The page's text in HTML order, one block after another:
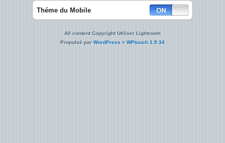
Théme du Mobile
All content Copyright Utiliser Lightroom
Propulsé parWordPress + WPtouch 1.9.34